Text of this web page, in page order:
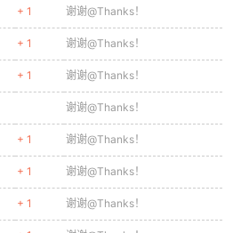
+ 1 谢谢@Thanks！
+ 1 谢谢@Thanks！
+ 1 谢谢@Thanks！
谢谢@Thanks！
+ 1 谢谢@Thanks！
+ 1 谢谢@Thanks！
+ 1 谢谢@Thanks！